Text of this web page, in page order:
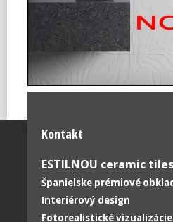
Kontakt
ESTILNOU ceramic
Španielske prémiové
Interiérový design
Fotorealistické vizualizácie